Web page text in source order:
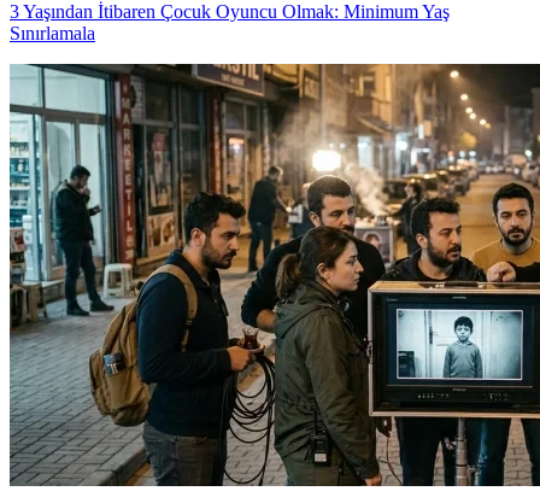
3 Yaşından İtibaren Çocuk Oyuncu Olmak: Minimum Yaş
Sınırlamala